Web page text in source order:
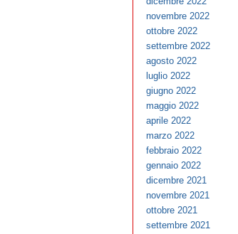
novembre 2022
ottobre 2022
settembre 2022
agosto 2022
luglio 2022
giugno 2022
maggio 2022
aprile 2022
marzo 2022
febbraio 2022
gennaio 2022
dicembre 2021
novembre 2021
ottobre 2021
settembre 2021